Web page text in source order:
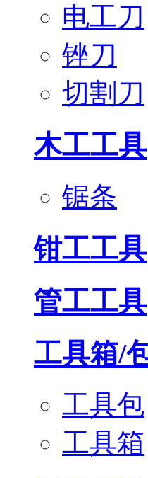
电工刀
锉刀
切割刀
木工工具
锯条
钳工工具
管工工具
工具箱/
工具包
工具箱